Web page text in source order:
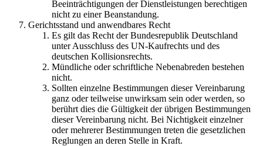
Beeinträchtigungen der Dienstleistungen berechtigen
nicht zu einer Beanstandung.
Gerichtsstand und anwendbares Recht
Es gilt das Recht der Bundesrepublik Deutschland
unter Ausschluss des UN-Kaufrechts und des
deutschen Kollisionsrechts.
Mündliche oder schriftliche Nebenabreden bestehen
nicht.
Sollten einzelne Bestimmungen dieser Vereinbarung
ganz oder teilweise unwirksam sein oder werden, so
berührt dies die Gültigkeit der übrigen Bestimmungen
dieser Vereinbarung nicht. Bei Nichtigkeit einzelner
oder mehrerer Bestimmungen treten die gesetzlichen
Reglungen an deren Stelle in Kraft.